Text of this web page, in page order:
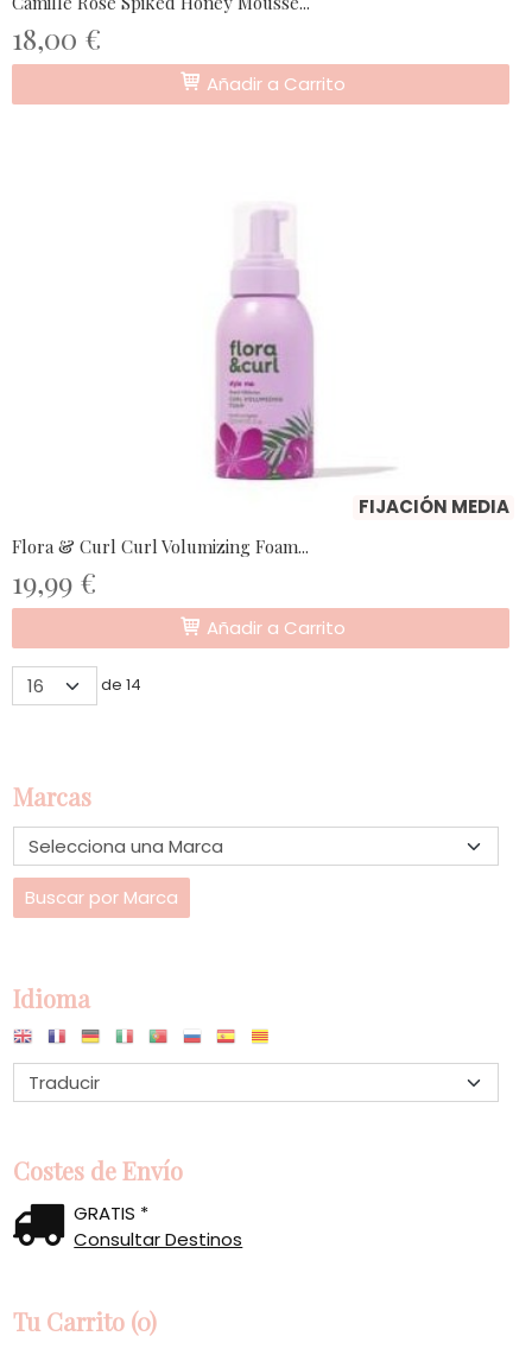
Marcas
Idioma
Costes de Envío
GRATIS *
Consultar Destinos
Tu Carrito (0)
18,00 €
Añadir a Carrito
FIJACIÓN MEDIA
Flora & Curl Curl Volumizing Foam...
19,99 €
Añadir a Carrito
de 14